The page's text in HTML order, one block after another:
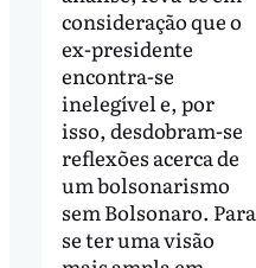
consideração que o
ex-presidente
encontra-se
inelegível e, por
isso, desdobram-se
reflexões acerca de
um bolsonarismo
sem Bolsonaro. Para
se ter uma visão